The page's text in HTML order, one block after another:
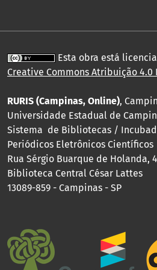
Esta obra está
Creative Commons Atribuição
RURIS (Campinas, Online),
Universidade Estadual de
Sistema de Bibliotecas /
Periódicos Eletrônicos Científicos
Rua Sérgio Buarque de Holanda,
Biblioteca Central César Lattes
13089-859 - Campinas - SP